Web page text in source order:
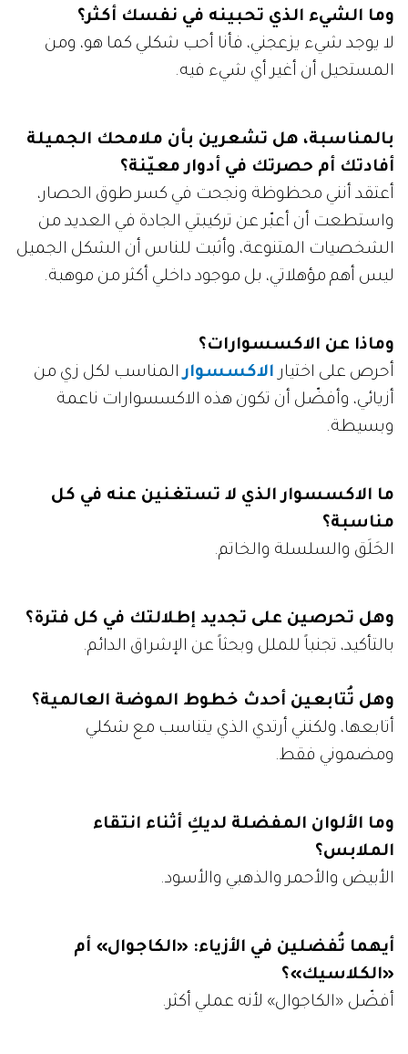
وما الشيء الذي تحبينه في نفسك أكثر؟
لا يوجد شيء يزعجني، فأنا أحب شكلي كما هو، ومن
المستحيل أن أغير أي شيء فيه.
بالمناسبة، هل تشعرين بأن ملامحك الجميلة
أفادتك أم حصرتك في أدوار معيّنة؟
أعتقد أنني محظوظة ونجحت في كسر طوق الحصار،
واستطعت أن أعبّر عن تركيبتي الجادة في العديد من
الشخصيات المتنوعة، وأثبت للناس أن الشكل الجميل
ليس أهم مؤهلاتي، بل موجود داخلي أكثر من موهبة.
وماذا عن الاكسسوارات؟
أحرص على اختيار الاكسسوارالمناسب لكل زي من
أزيائي، وأفضّل أن تكون هذه الاكسسوارات ناعمة
وبسيطة.
ما الاكسسوار الذي لا تستغنين عنه في كل
مناسبة؟
الحَلَق والسلسلة والخاتم.
وهل تحرصين على تجديد إطلالتك في كل فترة؟
بالتأكيد، تجنباً للملل وبحثاً عن الإشراق الدائم.
وهل تُتابعين أحدث خطوط الموضة العالمية؟
أتابعها، ولكنني أرتدي الذي يتناسب مع شكلي
ومضموني فقط.
وما الألوان المفضلة لديكِ أثناء انتقاء
الملابس؟
الأبيض والأحمر والذهبي والأسود.
أيهما تُفضلين في الأزياء: «الكاجوال» أم
«الكلاسيك»؟
أفضّل «الكاجوال» لأنه عملي أكثر.